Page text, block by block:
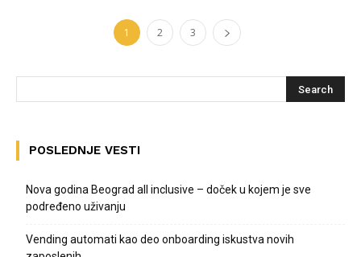
1 2 3
POSLEDNJE VESTI
Nova godina Beograd all inclusive – doček u kojem je sve
podređeno uživanju
Vending automati kao deo onboarding iskustva novih